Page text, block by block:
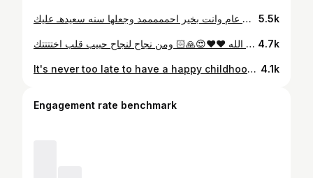
كل عام وانت بخير احمممممد وجعلها سنه سعيدهـ عليك 😍❤️❤️❤️🍍🍍🍍 5.5k
الف الف مبروك توثيق حساب السناب 😍😍😍❤️❤️❤️ الحمممدلله يارب 😍🙏🏻 وكله بمجهوودك وتعبك واصرارك وشغفك بعد توفيق الله ❤️❤️😍🙏🏻 ومن نجاح لنجاح حبيب قلب اختتتتك ❤️❤️❤️ 4.7k
It's never too late to have a happy childhood ♡!! 4.1k
Engagement rate benchmark